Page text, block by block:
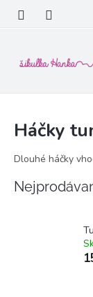
obsah
Háčky
Dlouhé háčky